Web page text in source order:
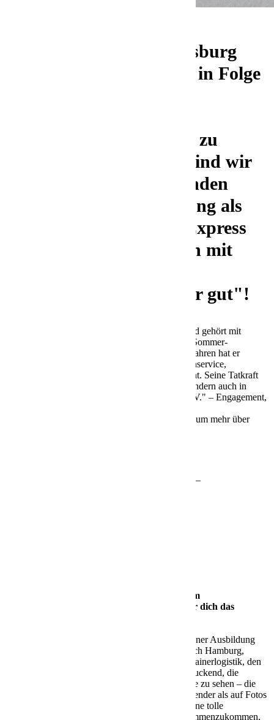
Unser Standort Ludwigsburg
wurde zum zweiten Mal in Folge
ausgezeichnet – und das zu
Recht! Besonders stolz sind wir
auf unseren Auszubildenden
Silas, der seine Ausbildung als
Kaufmann für Kurier, Express
und Postdienstleistungen mit
abgeschlossen hat: "Sehr gut"!
Silas startete am 01.09.2021 seine Ausbildung und gehört mit
seinem Ergebnis zu den besten Absolventen des Sommer-
Prüfungstermins 2024. In den vergangenen drei Jahren hat er
zahlreiche Abteilungen wie Vertrieb, Großkundenservice,
Commercial und Human Resources kennengelernt. Seine Tatkraft
zeigte sich nicht nur in seiner täglichen Arbeit, sondern auch in
Projekten wie der Tombola "Sterne für Innight e.V." – Engagement,
Wir haben ihn für ein kurzes Interview getroffen, um mehr über
Silas, herzlichen Glückwunsch zu deinem
herausragenden Abschluss! Was war für dich das
Vielen Dank! Das Highlight meiner Ausbildung
war definitiv unsere Seehafenexkursion nach Hamburg,
besonders wegen des Einblicks in die Containerlogistik, den
wir dort bekommen haben. Es war beeindruckend, die
riesigen Containerschiffe aus nächster Nähe zu sehen – die
Dimensionen sind in echt noch beeindruckender als auf Fotos
oder Videos. Außerdem war der Ausflug eine tolle
Gelegenheit, mit den anderen Azubis zusammenzukommen,